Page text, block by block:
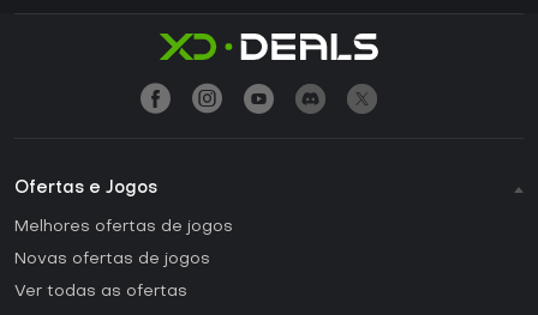
Ofertas e Jogos
Melhores ofertas de jogos
Novas ofertas de jogos
Ver todas as ofertas